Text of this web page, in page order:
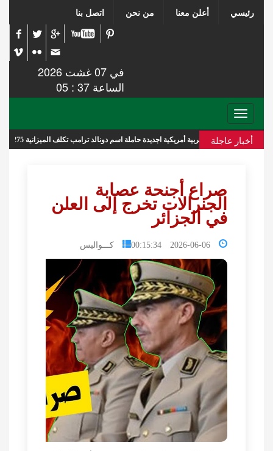
رئيسي أعلن معنا من نحن اتصل بنا
في 07 غشت 2026
الساعة 37 : 05
Toggle
navigation
أخبار عاجلة
سفن حربية أمريكية اجديدة حاملة اسم دونالد ترامب تكلف الميزانية 275 مليار دولار
صراع أجنحة عصابة
الجنرالات تخرج إلى العلن
في الجزائر
2026-06-06 00:15:34 كـــواليس